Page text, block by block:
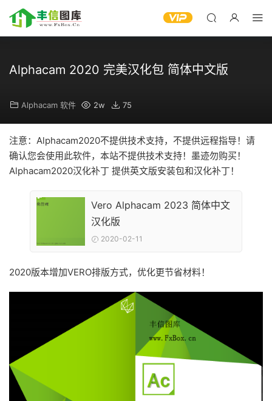
Alphacam 2020 完美汉化包 简体中文版
Alphacam 软件 2w 75
注意：Alphacam2020不提供技术支持，不提供远程指导！请
确认您会使用此软件，本站不提供技术支持！墨迹勿购买！
Alphacam2020汉化补丁 提供英文版安装包和汉化补丁！
Vero Alphacam 2023 简体中文
汉化版
2020-02-11
2020版本增加VERO排版方式，优化更节省材料！